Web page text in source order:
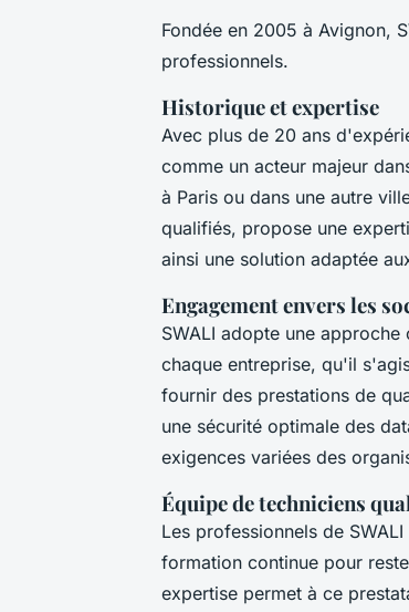
Fondée en 2005 à Avignon,
professionnels.
Historique et expertise
Avec plus de 20 ans
comme un acteur majeur
à Paris ou dans une autre
qualifiés, propose une
ainsi une solution adaptée
Engagement envers les
SWALI adopte une
chaque entreprise, qu'il
fournir des prestations de
une sécurité optimale des
exigences variées des
Équipe de techniciens
Les professionnels de
formation continue pour
expertise permet à ce